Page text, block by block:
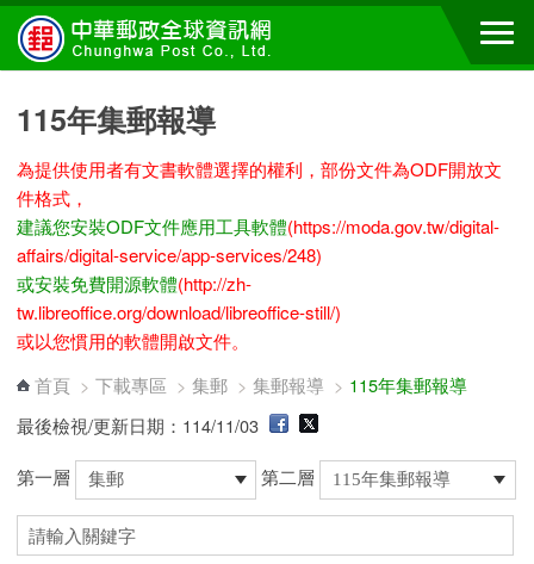
跳到主要內容區塊
115年集郵報導
為提供使用者有文書軟體選擇的權利，部份文件為ODF開放文
件格式，
建議您安裝ODF文件應用工具軟體(https://moda.gov.tw/digital-
affairs/digital-service/app-services/248)
或安裝免費開源軟體(http://zh-
tw.libreoffice.org/download/libreoffice-still/)
或以您慣用的軟體開啟文件。
首頁 >下載專區 >集郵 >集郵報導 > 115年集郵報導
最後檢視/更新日期：114/11/03
第一層 第二層